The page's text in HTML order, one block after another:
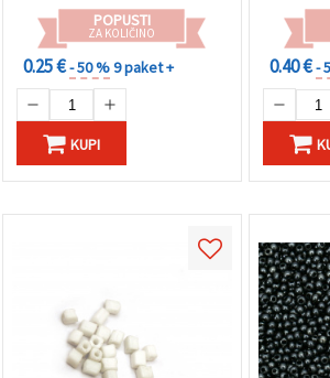
POPUSTI
ZA KOLIČINO
0.25 €- 50 %9 paket +
KUPI
0.40 €-